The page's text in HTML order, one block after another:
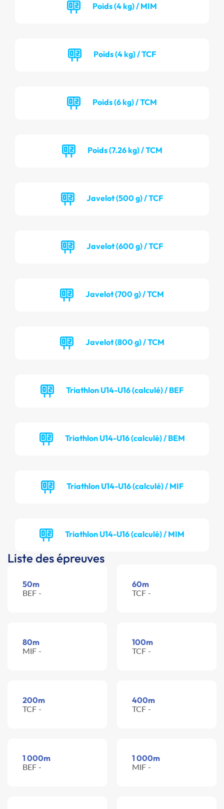
Poids (4 kg) / MIM
Poids (4 kg) / TCF
Poids (6 kg) / TCM
Poids (7.26 kg) / TCM
Javelot (500 g) / TCF
Javelot (600 g) / TCF
Javelot (700 g) / TCM
Javelot (800 g) / TCM
Triathlon U14-U16 (calculé) / BEF
Triathlon U14-U16 (calculé) / BEM
Triathlon U14-U16 (calculé) / MIF
Triathlon U14-U16 (calculé) / MIM
Liste des épreuves
50m
BEF -
60m
TCF -
80m
MIF -
100m
TCF -
200m
TCF -
400m
TCF -
1 000m
BEF -
1 000m
MIF -